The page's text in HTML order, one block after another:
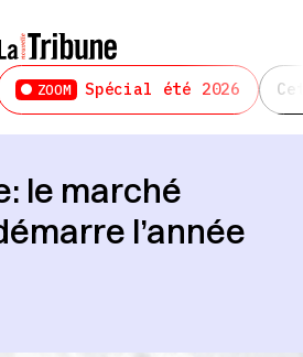
ZOOM Spécial été 2026
le marché
l’année